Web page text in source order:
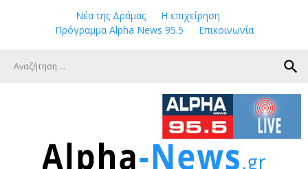
Νέα της Δράμας
Η επιχείρηση
Πρόγραμμα Alpha News 95.5
Επικοινωνία
search